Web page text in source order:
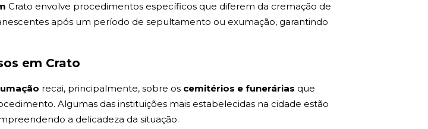
Crato envolve procedimentos específicos que diferem da cremação de
após um período de sepultamento ou exumação, garantindo
em Crato
recai, principalmente, sobre os cemitérios e funerárias que
Algumas das instituições mais estabelecidas na cidade estão
a delicadeza da situação.